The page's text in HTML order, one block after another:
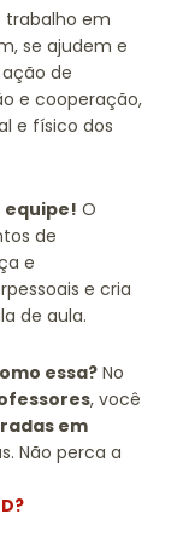
trabalho em
se ajudem e
de
e cooperação,
e físico dos
equipe! O
de
e
e cria
de aula.
essa? No
, você
em
Não perca a